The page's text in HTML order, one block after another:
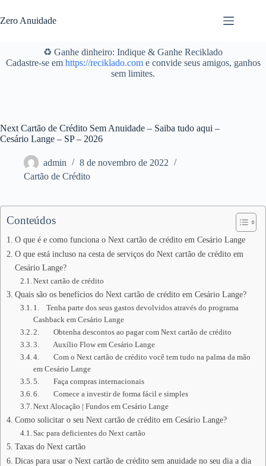
para
o
Zero Anuidade
♻️ Ganhe dinheiro: Indique & Ganhe Reciklado
Cadastre-se em https://reciklado.come convide seus amigos, ganhos
sem limites.
Next Cartão de Crédito Sem Anuidade – Saiba tudo aqui –
Cesário Lange – SP – 2026
admin
8 de novembro de 2022
Cartão de Crédito
Conteúdos
O que é e como funciona o Next cartão de crédito em Cesário Lange
O que está incluso na cesta de serviços do Next cartão de crédito em
Cesário Lange?
Next cartão de crédito
Quais são os benefícios do Next cartão de crédito em Cesário Lange?
1. Tenha parte dos seus gastos devolvidos através do programa
Cashback em Cesário Lange
2. Obtenha descontos ao pagar com Next cartão de crédito
3. Auxílio Flow em Cesário Lange
4. Com o Next cartão de crédito você tem tudo na palma da mão
em Cesário Lange
5. Faça compras internacionais
6. Comece a investir de forma fácil e simples
Next Alocação | Fundos em Cesário Lange
Como solicitar o seu Next cartão de crédito em Cesário Lange?
Sac para deficientes do Next cartão
Taxas do Next cartão
Dicas para usar o Next cartão de crédito sem anuidade no seu dia a dia